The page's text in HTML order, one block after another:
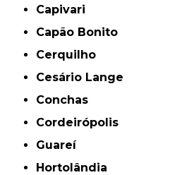
Capivari
Capão Bonito
Cerquilho
Cesário Lange
Conchas
Cordeirópolis
Guareí
Hortolândia